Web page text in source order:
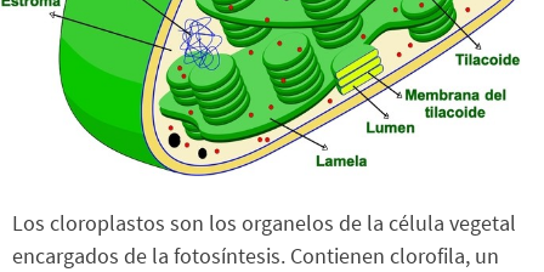
Los cloroplastos son los organelos de la célula vegetal
encargados de la fotosíntesis. Contienen clorofila, un